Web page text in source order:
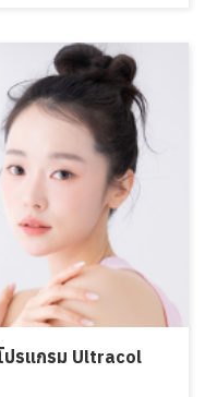
ปรแกรม Ultracol